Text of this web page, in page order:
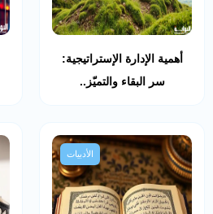
أهمية الإدارة الإستراتيجية:
سر البقاء والتميّز..
الأدبيات